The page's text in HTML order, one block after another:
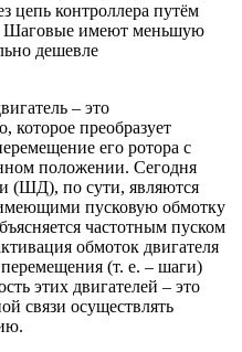
цепь контроллера путём
Шаговые имеют меньшую
дешевле
– это
которое преобразует
его ротора с
положении. Сегодня
(ШД), по сути, являются
пусковую обмотку
частотным пуском
обмоток двигателя
(т. е. – шаги)
этих двигателей – это
связи осуществлять